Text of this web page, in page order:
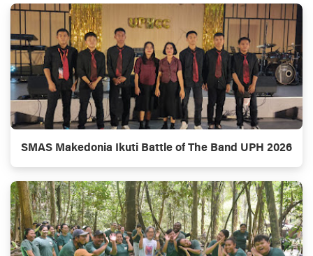
SMAS Makedonia Ikuti Battle of The Band UPH 2026